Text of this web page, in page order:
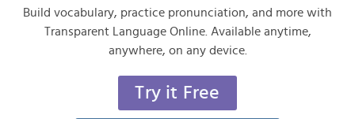
Build vocabulary, practice pronunciation, and more with
Transparent Language Online. Available anytime,
anywhere, on any device.
Try it Free